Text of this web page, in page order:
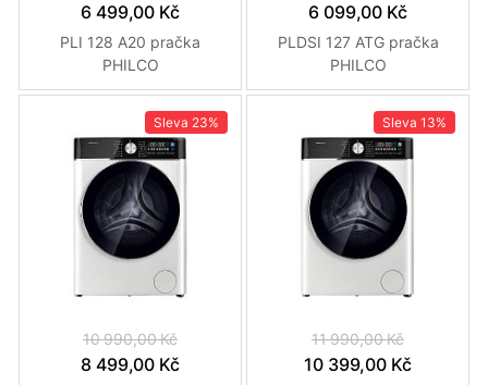
6 499,00 Kč
PLI 128 A20 pračka
PHILCO
6 099,00 Kč
PLDSI 127 ATG pračka
PHILCO
Sleva 23%
10 990,00 Kč
8 499,00 Kč
Sleva 13%
11 990,00 Kč
10 399,00 Kč